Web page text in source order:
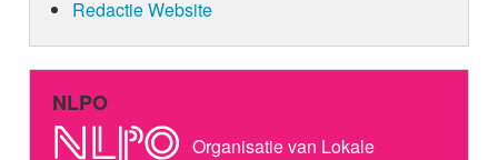
Redactie Website
NLPO
Organisatie van Lokale